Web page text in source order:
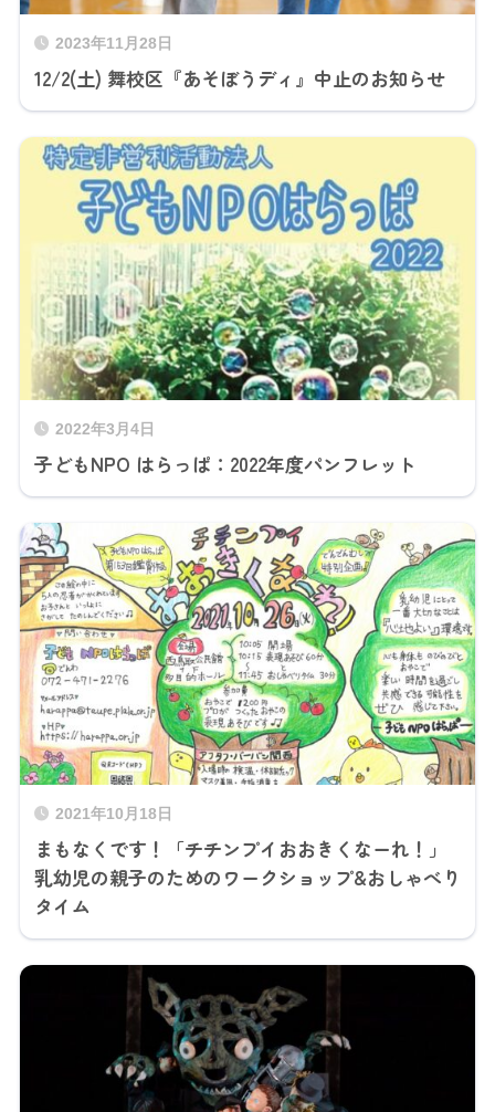
2023年11月28日
12/2(土) 舞校区『あそぼうディ』中止のお知らせ
2022年3月4日
子どもNPO はらっぱ：2022年度パンフレット
2021年10月18日
まもなくです！「チチンプイおおきくなーれ！」
乳幼児の親子のためのワークショップ&おしゃべり
タイム